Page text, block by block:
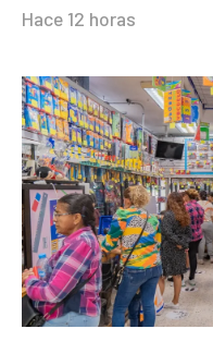
Hace 12 horas